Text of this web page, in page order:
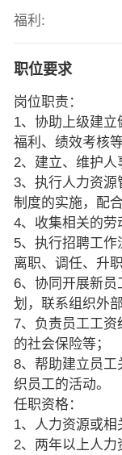
福利:
职位要求
岗位职责：
1、协助上级建立
福利、绩效考核
2、建立、维护人
3、执行人力资源
制度的实施，配
4、收集相关的劳
5、执行招聘工作
离职、调任、升
6、协同开展新
划，联系组织外
7、负责员工工资
的社会保险等；
8、帮助建立员工
织员工的活动。
任职资格：
1、人力资源或相
2、两年以上人力